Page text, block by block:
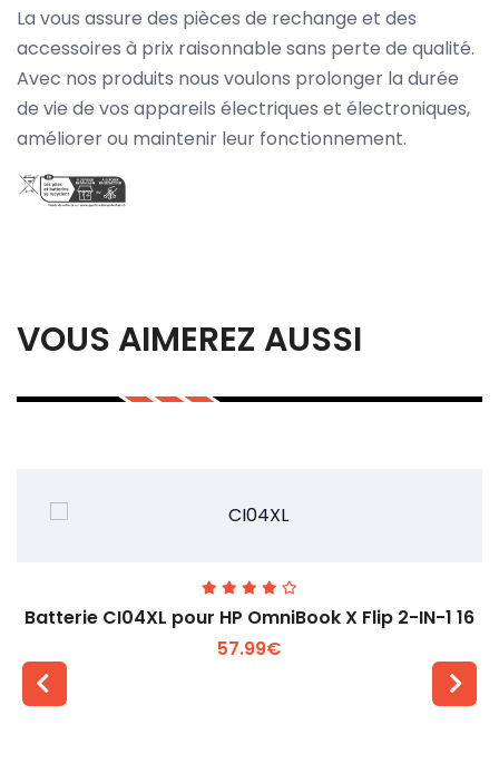
La vous assure des pièces de rechange et des
accessoires à prix raisonnable sans perte de qualité.
Avec nos produits nous voulons prolonger la durée
de vie de vos appareils électriques et électroniques,
améliorer ou maintenir leur fonctionnement.
VOUS AIMEREZ AUSSI
Batterie CI04XL pour HP OmniBook X Flip 2-IN-1 16
57.99€